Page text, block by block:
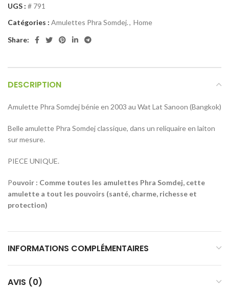
UGS : # 791
Catégories : Amulettes Phra Somdej., Home
Share:
DESCRIPTION
Amulette Phra Somdej bénie en 2003 au Wat Lat Sanoon (Bangkok)
Belle amulette Phra Somdej classique, dans un reliquaire en laiton
sur mesure.
PIECE UNIQUE.
Pouvoir : Comme toutes les amulettes Phra Somdej, cette
amulette a tout les pouvoirs (santé, charme, richesse et
protection)
INFORMATIONS COMPLÉMENTAIRES
AVIS (0)